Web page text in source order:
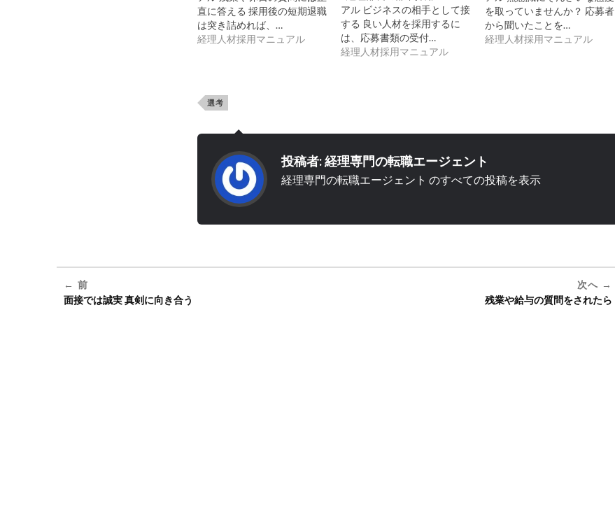
直に答える 採用後の短期退職
は突き詰めれば、…
経理人材採用マニュアル
アル ビジネスの相手として接
する 良い人材を採用するに
は、応募書類の受付…
経理人材採用マニュアル
を取っていませんか？ 応募者
から聞いたことを…
経理人材採用マニュアル
選考
投稿者:経理専門の転職エージェント
経理専門の転職エージェント のすべての投稿を表示
前
面接では誠実 真剣に向き合う
次へ
残業や給与の質問をされたら